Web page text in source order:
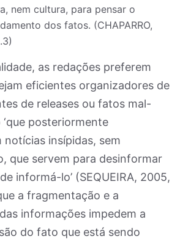
nem cultura, para pensar o
dos fatos. (CHAPARRO,
as redações preferem
eficientes organizadores de
de releases ou fatos mal-
posteriormente
insípidas, sem
que servem para desinformar
informá-lo’ (SEQUEIRA, 2005,
a fragmentação e a
informações impedem a
do fato que está sendo